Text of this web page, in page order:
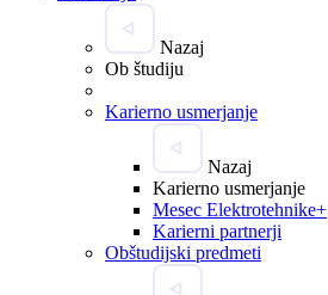
Nazaj
Ob študiju
Karierno usmerjanje
Nazaj
Karierno usmerjanje
Mesec Elektrotehnike+
Karierni partnerji
Obštudijski predmeti